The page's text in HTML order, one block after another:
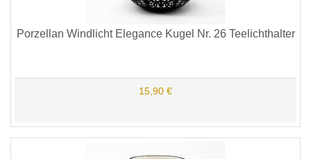
Porzellan Windlicht Elegance Kugel Nr. 26 Teelichthalter
15,90 €